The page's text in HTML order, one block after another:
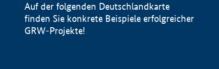
Auf der folgenden Deutschlandkarte
finden Sie konkrete Beispiele erfolgreicher
GRW-Projekte!